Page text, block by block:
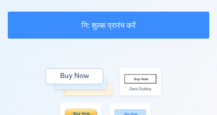
नि: शुल्क प्रारंभ करें